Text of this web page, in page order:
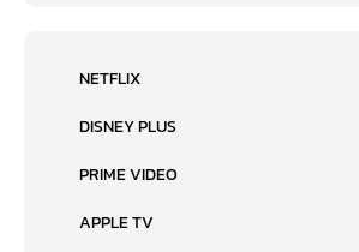
NETFLIX
DISNEY PLUS
PRIME VIDEO
APPLE TV